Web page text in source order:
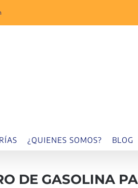
¿QUIENES SOMOS? BLOG
DE GASOLINA